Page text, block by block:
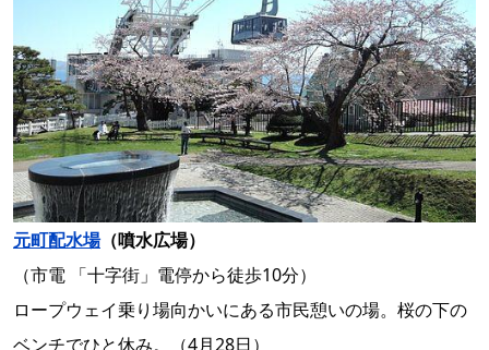
元町配水場（噴水広場）
（市電 「十字街」電停から徒歩10分）
ロープウェイ乗り場向かいにある市民憩いの場。桜の下の
ベンチでひと休み。（4月28日）